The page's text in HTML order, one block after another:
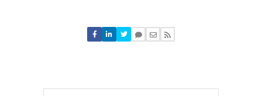
12.11.2021 / 17:30